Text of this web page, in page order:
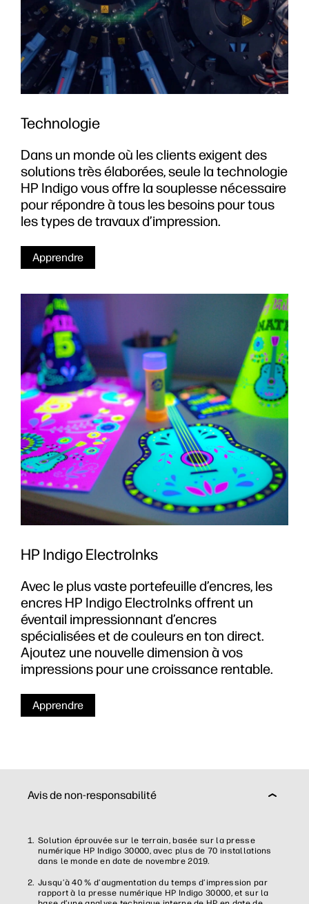
Technologie
Dans un monde où les clients exigent des
solutions très élaborées, seule la technologie
HP Indigo vous offre la souplesse nécessaire
pour répondre à tous les besoins pour tous
les types de travaux d’impression.
Apprendre
HP Indigo ElectroInks
Avec le plus vaste portefeuille d’encres, les
encres HP Indigo ElectroInks offrent un
éventail impressionnant d’encres
spécialisées et de couleurs en ton direct.
Ajoutez une nouvelle dimension à vos
impressions pour une croissance rentable.
Apprendre
Avis de non-responsabilité
Solution éprouvée sur le terrain, basée sur la presse
numérique HP Indigo 30000, avec plus de 70 installations
dans le monde en date de novembre 2019.
Jusqu’à 40 % d’augmentation du temps d’impression par
rapport à la presse numérique HP Indigo 30000, et sur la